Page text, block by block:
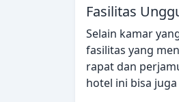
Fasilitas
Selain kamar
fasilitas yang
rapat dan
hotel ini bisa